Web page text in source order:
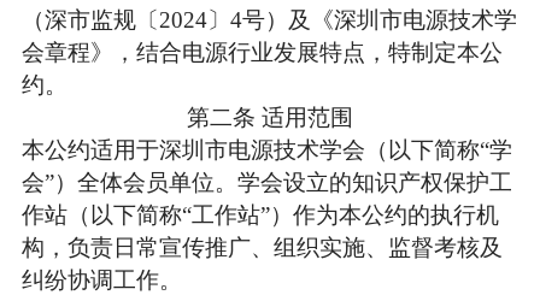
（深市监规〔 2024〕4号）及《深圳市电源技术学
会章程》，结合电源行业发展特点，特制定本公
约。​
第二条 适用范围
本公约适用于深圳市电源技术学会（以下简称“学
会”）全体会员单位。学会设立的知识产权保护工
作站（以下简称“工作站”）作为本公约的执行机
构，负责日常宣传推广、组织实施、监督考核及
纠纷协调工作。​